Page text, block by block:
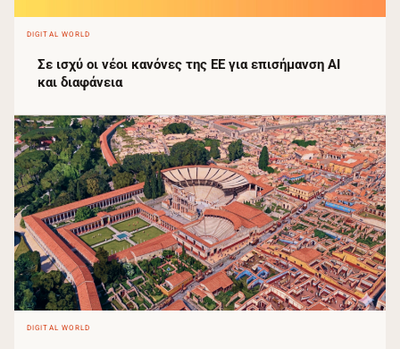
DIGITAL WORLD
Σε ισχύ οι νέοι κανόνες της ΕΕ για επισήμανση AI
και διαφάνεια
DIGITAL WORLD